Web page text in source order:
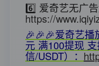
6️⃣ 爱奇艺无广告
https://
🎉🎉🎉爱奇艺
元 满100提现
信/USDT）：